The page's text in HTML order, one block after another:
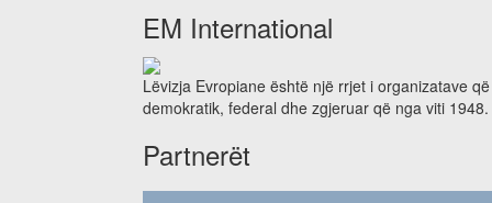
EM International
Lëvizja Evropiane është një rrjet i organizatave
demokratik, federal dhe zgjeruar që nga viti 1948.
Partnerët